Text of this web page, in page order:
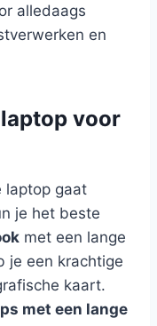
alledaags
en
voor
laptop gaat
je het beste
met een lange
je een krachtige
kaart.
met een lange